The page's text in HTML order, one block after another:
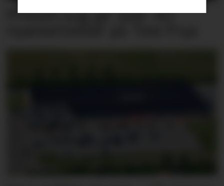
Protein-sug gir over 40